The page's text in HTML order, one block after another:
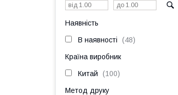
Наявність
В наявності 48
Країна виробник
Китай 100
Метод друку